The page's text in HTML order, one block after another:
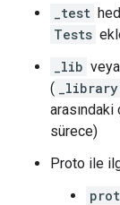
_test
Tests
_lib veya
(
_library
arasındaki
sürece)
Proto ile